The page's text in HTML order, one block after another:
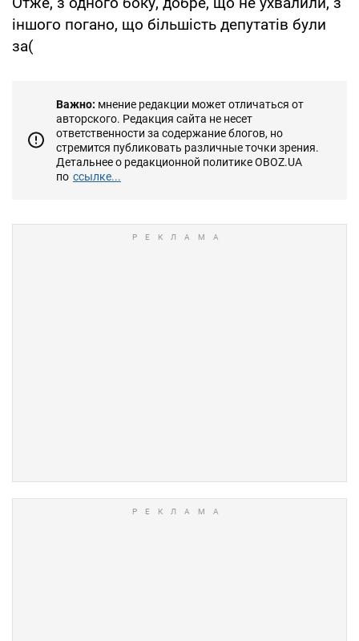
іншого погано, що більшість депутатів були
за(
Важно: мнение редакции может отличаться от
авторского. Редакция сайта не несет
ответственности за содержание блогов, но
стремится публиковать различные точки зрения.
Детальнее о редакционной политике OBOZ.UA
по ссылке...